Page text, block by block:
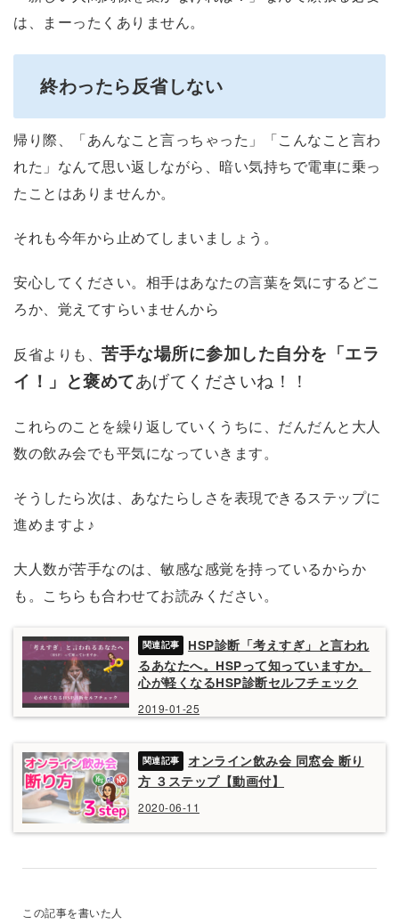
は、まーったくありません。
終わったら反省しない
帰り際、「あんなこと言っちゃった」「こんなこと言わ
れた」なんて思い返しながら、暗い気持ちで電車に乗っ
たことはありませんか。
それも今年から止めてしまいましょう。
安心してください。相手はあなたの言葉を気にするどこ
ろか、覚えてすらいませんから
反省よりも、 苦手な場所に参加した自分を「エラ
イ！」と褒めてあげてくださいね！！
これらのことを繰り返していくうちに、だんだんと大人
数の飲み会でも平気になっていきます。
そうしたら次は、あなたらしさを表現できるステップに
進めますよ♪
大人数が苦手なのは、敏感な感覚を持っているからか
も。こちらも合わせてお読みください。
HSP診断「考えすぎ」と言われ
るあなたへ。HSPって知っていますか。
心が軽くなるHSP診断セルフチェック
2019-01-25
オンライン飲み会 同窓会 断り
方 ３ステップ【動画付】
2020-06-11
この記事を書いた人